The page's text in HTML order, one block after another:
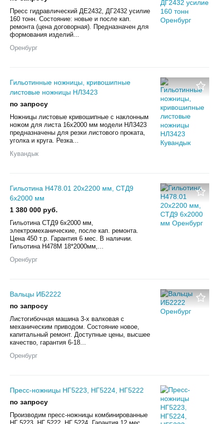
Пресс гидравлический ДЕ2432, ДГ2432 усилие
160 тонн. Состояние: новые и после кап.
ремонта (цена договорная). Предназначен для
формования изделий...
Оренбург
Гильотинные ножницы, кривошипные
листовые ножницы НЛ3423
по запросу
Ножницы листовые кривошипные с наклонным
ножом для листа 16х2000 мм модели НЛ3423
предназначены для резки листового проката,
уголка и круга. Резка...
Кувандык
Гильотина Н478.01 20х2200 мм, СТД9
6х2000 мм
1 380 000 руб.
Гильотина СТД9 6х2000 мм,
электромеханические, после кап. ремонта.
Цена 450 т.р. Гарантия 6 мес. В наличии.
Гильотина Н478М 18*2000мм,...
Оренбург
Вальцы ИБ2222
по запросу
Листогибочная машина 3-х валковая с
механическим приводом. Состояние новое,
капитальный ремонт. Доступные цены, высшее
качество, гарантия 6-18...
Оренбург
Пресс-ножницы НГ5223, НГ5224, НГ5222
по запросу
Производим пресс-ножницы комбинированные